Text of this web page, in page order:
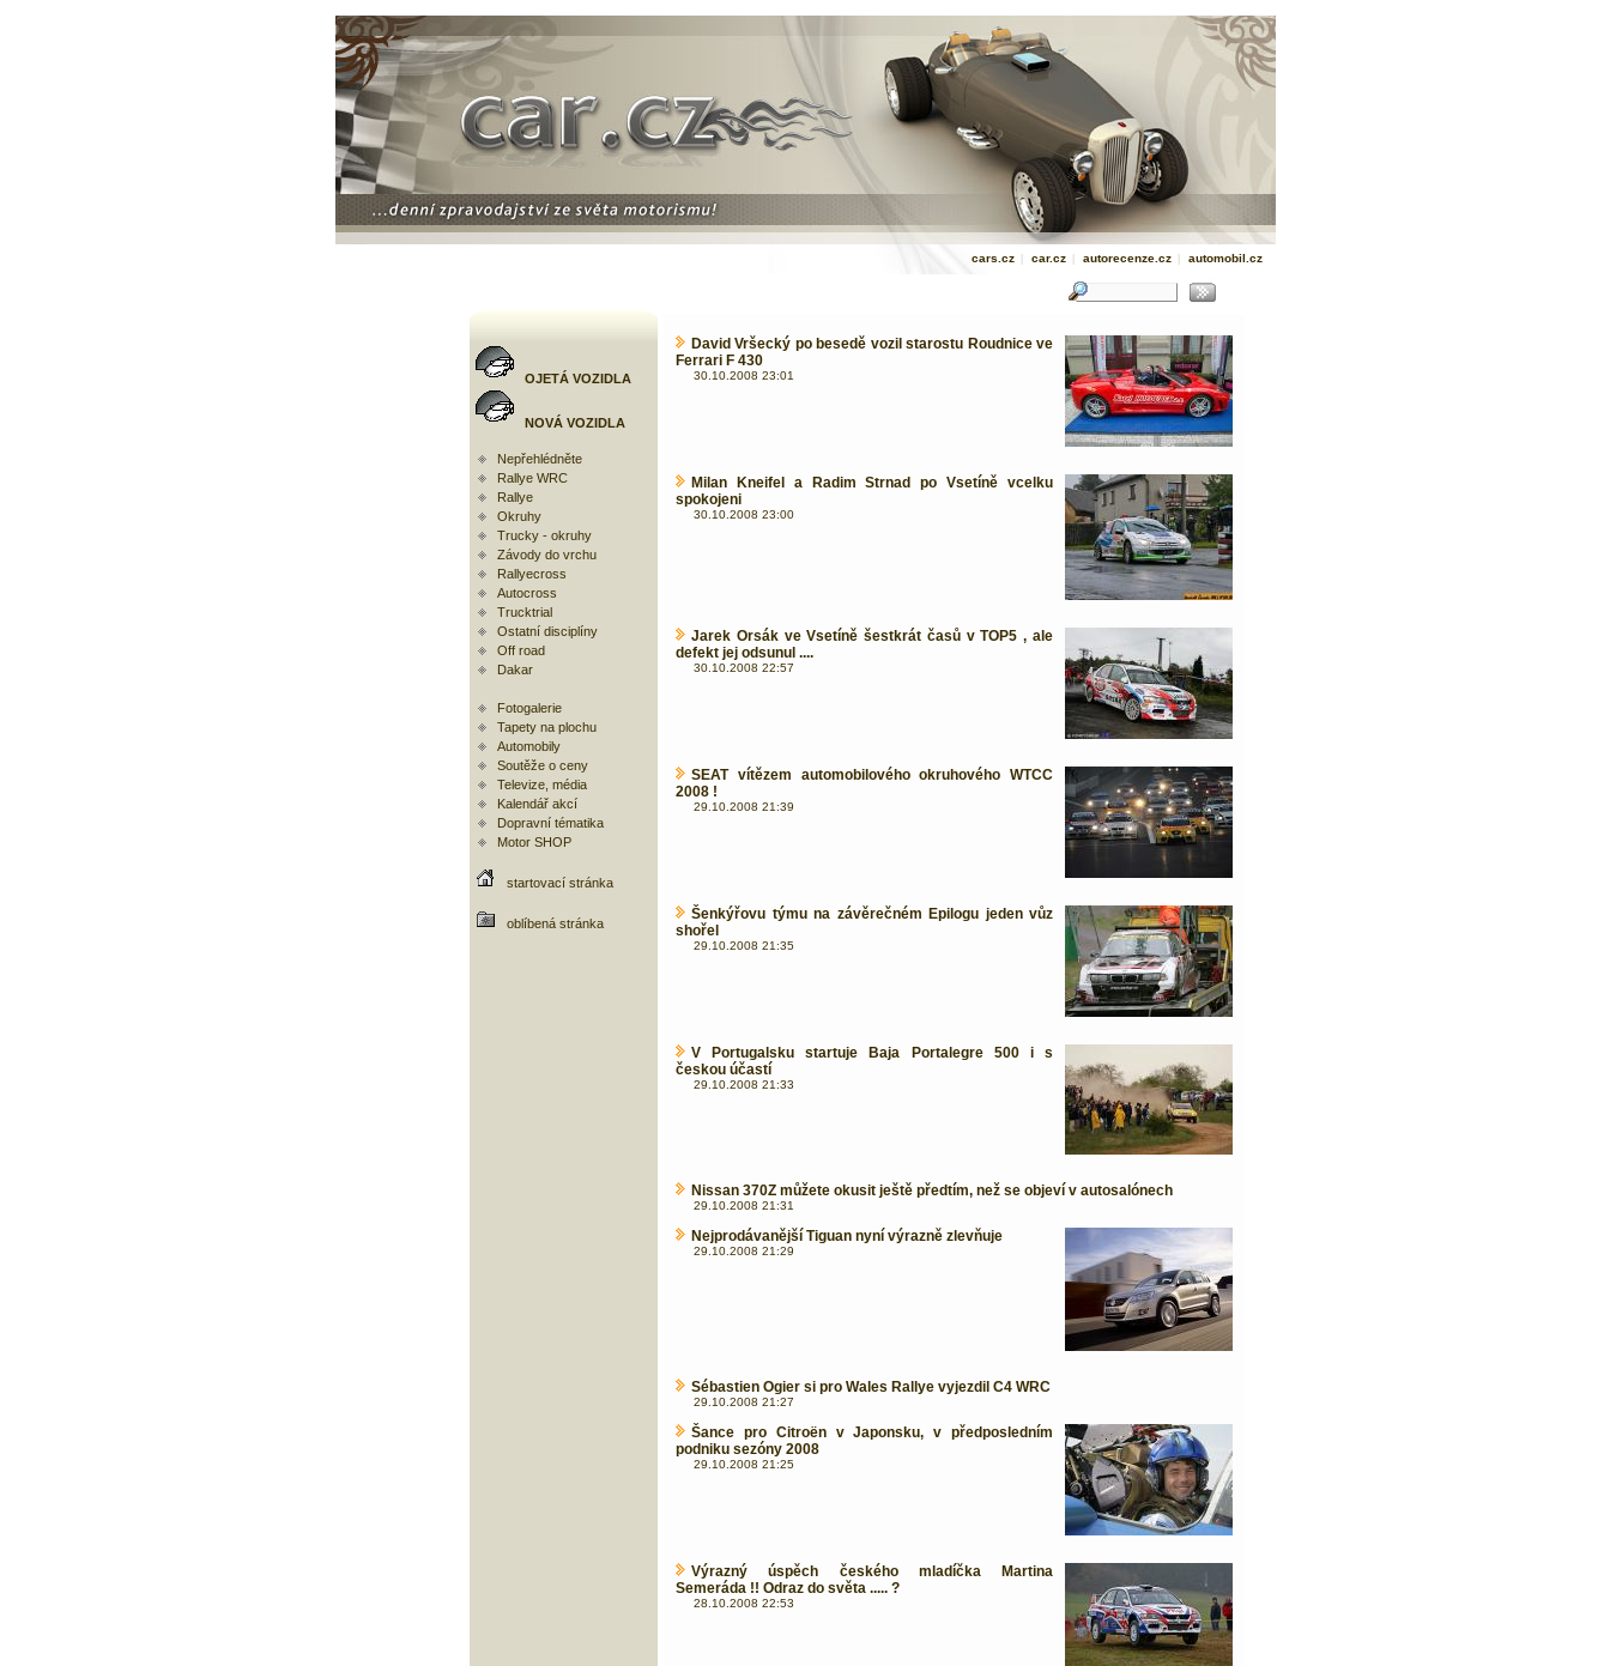
cars.cz | car.cz | autorecenze.cz | automobil.cz
OJETÁ VOZIDLA
NOVÁ VOZIDLA
Nepřehlédněte
Rallye WRC
Rallye
Okruhy
Trucky - okruhy
Závody do vrchu
Rallyecross
Autocross
Trucktrial
Ostatní disciplíny
Off road
Dakar
Fotogalerie
Tapety na plochu
Automobily
Soutěže o ceny
Televize, média
Kalendář akcí
Dopravní tématika
Motor SHOP
startovací stránka
oblíbená stránka
David Vršecký po besedě vozil starostu Roudnice ve
Ferrari F 430
30.10.2008 23:01
Milan Kneifel a Radim Strnad po Vsetíně vcelku
spokojeni
30.10.2008 23:00
Jarek Orsák ve Vsetíně šestkrát časů v TOP5 , ale
defekt jej odsunul ....
30.10.2008 22:57
SEAT vítězem automobilového okruhového WTCC
2008 !
29.10.2008 21:39
Šenkýřovu týmu na závěrečném Epilogu jeden vůz
shořel
29.10.2008 21:35
V Portugalsku startuje Baja Portalegre 500 i s
českou účastí
29.10.2008 21:33
Nissan 370Z můžete okusit ještě předtím, než se objeví v autosalónech
29.10.2008 21:31
Nejprodávanější Tiguan nyní výrazně zlevňuje
29.10.2008 21:29
Sébastien Ogier si pro Wales Rallye vyjezdil C4 WRC
29.10.2008 21:27
Šance pro Citroën v Japonsku, v předposledním
podniku sezóny 2008
29.10.2008 21:25
Výrazný úspěch českého mladíčka Martina
Semeráda !! Odraz do světa ..... ?
28.10.2008 22:53